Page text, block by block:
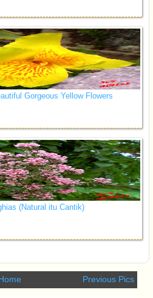
Gorgeous Yellow Flowers
(Natural itu Cantik)
Previous Pics
Home